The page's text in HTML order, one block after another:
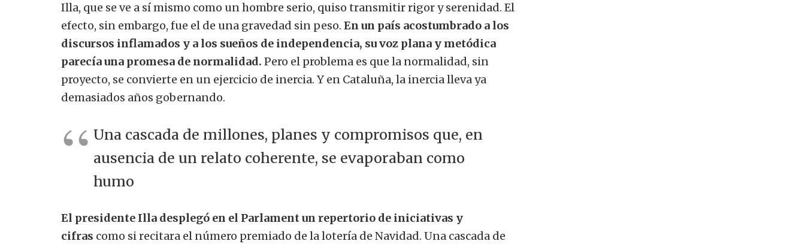
Illa, que se ve a sí mismo como un hombre serio, quiso transmitir rigor y serenidad. El
efecto, sin embargo, fue el de una gravedad sin peso. En un país acostumbrado a los
discursos inflamados y a los sueños de independencia, su voz plana y metódica
parecía una promesa de normalidad. Pero el problema es que la normalidad, sin
proyecto, se convierte en un ejercicio de inercia. Y en Cataluña, la inercia lleva ya
demasiados años gobernando.
Una cascada de millones, planes y compromisos que, en
ausencia de un relato coherente, se evaporaban como
humo
El presidente Illa desplegó en el Parlament un repertorio de iniciativas y
cifras como si recitara el número premiado de la lotería de Navidad. Una cascada de